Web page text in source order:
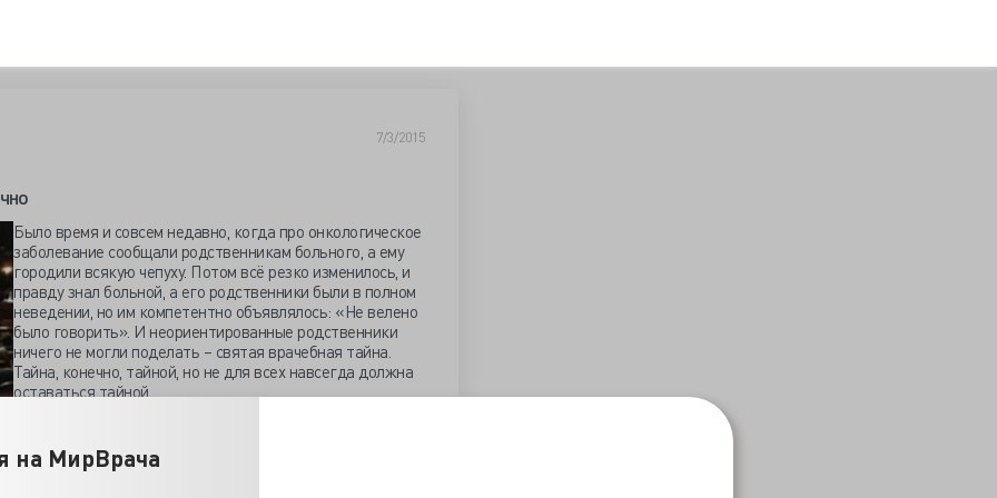
на МирВрача
7/3/2015
Было время и совсем недавно, когда про онкологическое
заболевание сообщали родственникам больного, а ему
городили всякую чепуху. Потом всё резко изменилось, и
правду знал больной, а его родственники были в полном
неведении, но им компетентно объявлялось: «Не велено
было говорить». И неориентированные родственники
ничего не могли поделать – святая врачебная тайна.
Тайна, конечно, тайной, но не для всех навсегда должна
оставаться тайной.
о своём решении по поводу раскрытия врачебной
не облечённых правом доверенного лица. До того
тайне только при посредничестве компетентных
днями жизни покойного. В этом случае по